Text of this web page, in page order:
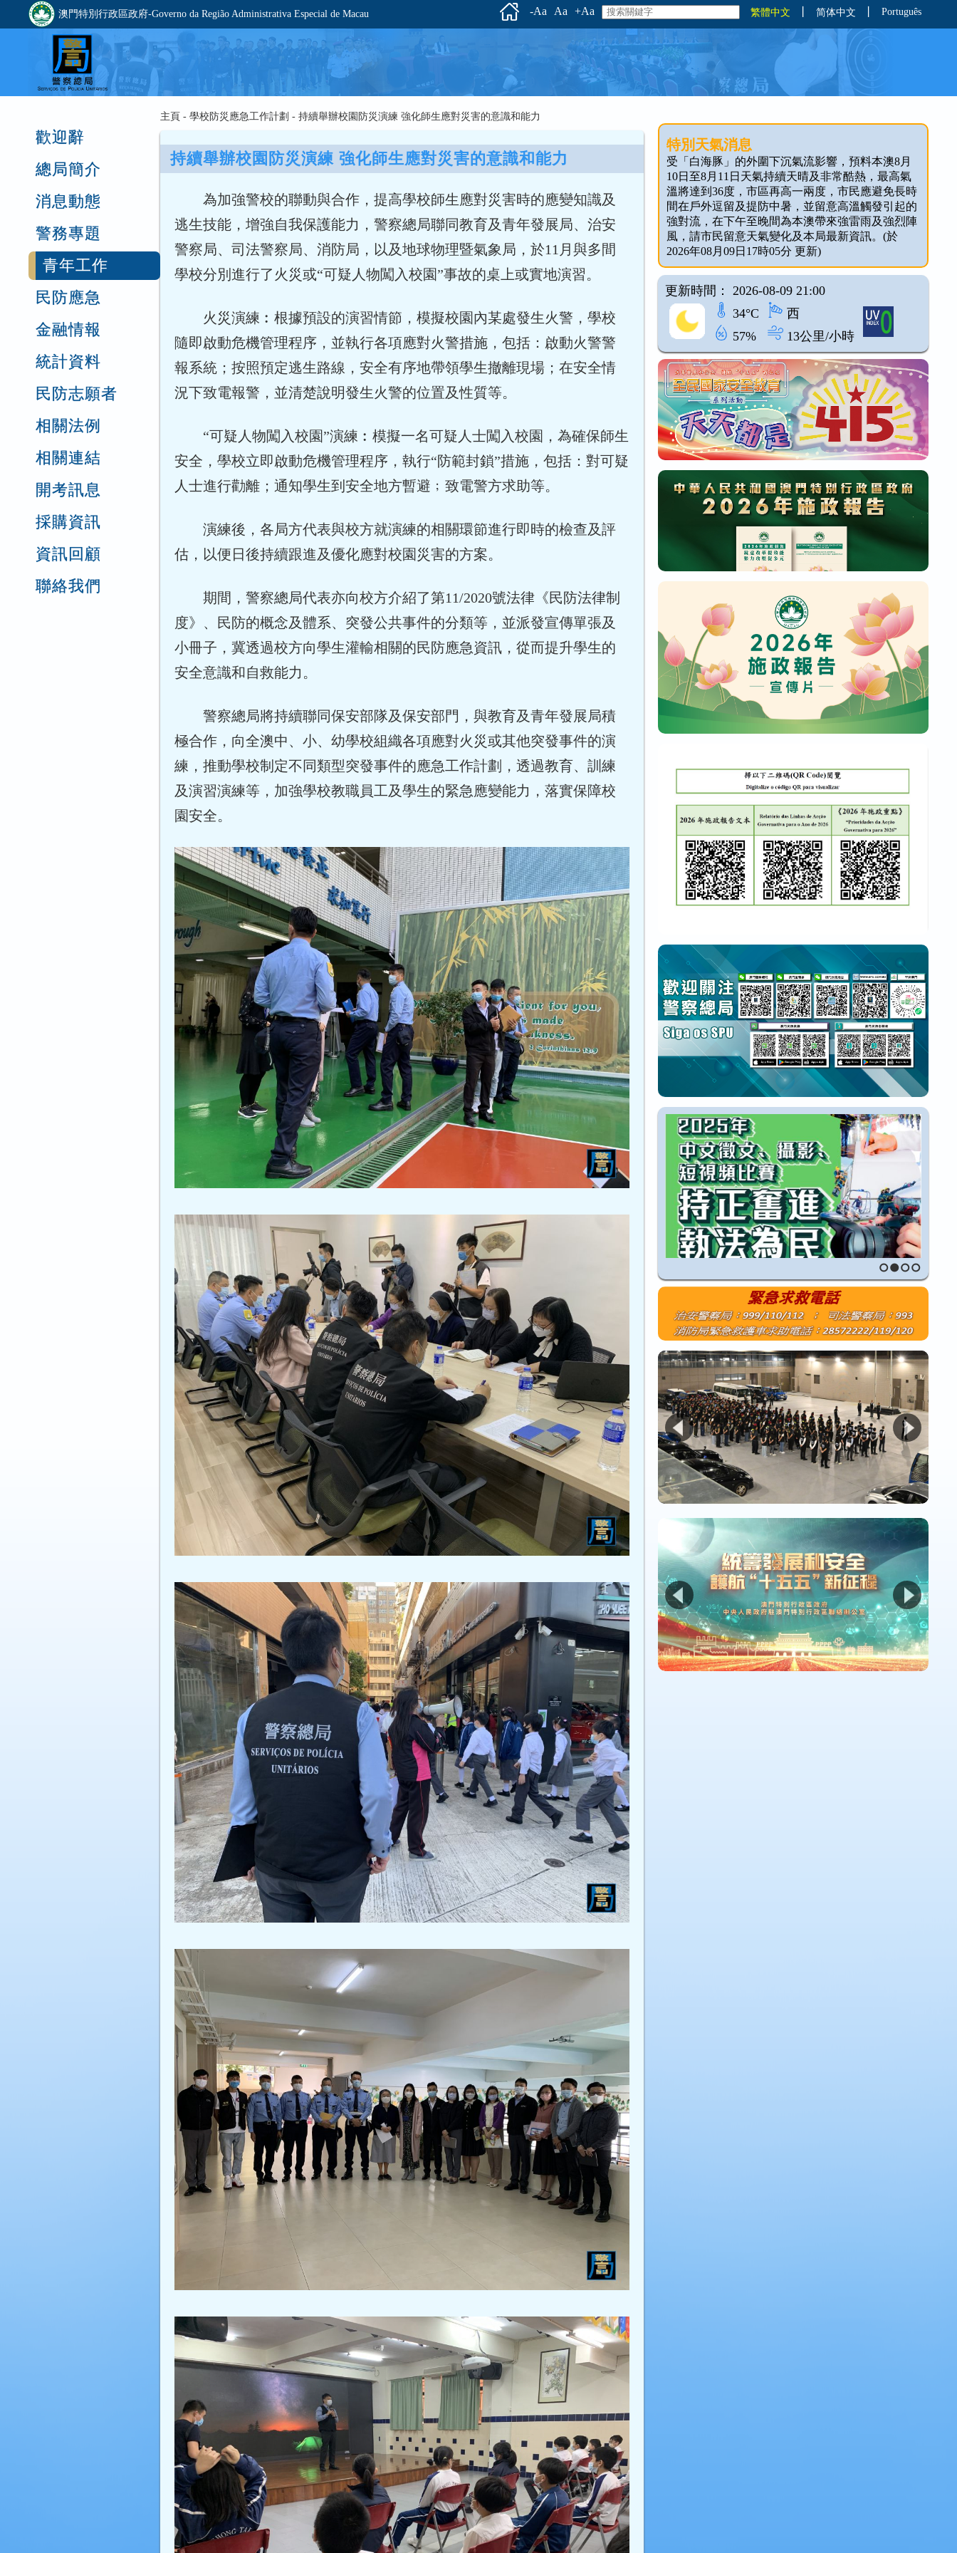
澳門特別行政區政府-Governo da Região Administrativa Especial de Macau -Aa Aa +Aa 繁體中文 简体中文 Português
歡迎辭
總局簡介
消息動態
警務專題
青年工作
民防應急
金融情報
統計資料
民防志願者
相關法例
相關連結
開考訊息
採購資訊
資訊回顧
聯絡我們
主頁 - 學校防災應急工作計劃 - 持續舉辦校園防災演練 強化師生應對災害的意識和能力
持續舉辦校園防災演練 強化師生應對災害的意識和能力
為加強警校的聯動與合作，提高學校師生應對災害時的應變知識及
逃生技能，增強自我保護能力，警察總局聯同教育及青年發展局、治安
警察局、司法警察局、消防局，以及地球物理暨氣象局，於11月與多間
學校分別進行了火災或“可疑人物闖入校園”事故的桌上或實地演習。
火災演練︰根據預設的演習情節，模擬校園內某處發生火警，學校
隨即啟動危機管理程序，並執行各項應對火警措施，包括：啟動火警警
報系統；按照預定逃生路線，安全有序地帶領學生撤離現場；在安全情
況下致電報警，並清楚說明發生火警的位置及性質等。
“可疑人物闖入校園”演練︰模擬一名可疑人士闖入校園，為確保師生
安全，學校立即啟動危機管理程序，執行“防範封鎖”措施，包括：對可疑
人士進行勸離；通知學生到安全地方暫避﹔致電警方求助等。
演練後，各局方代表與校方就演練的相關環節進行即時的檢查及評
估，以便日後持續跟進及優化應對校園災害的方案。
期間，警察總局代表亦向校方介紹了第11/2020號法律《民防法律制
度》、民防的概念及體系、突發公共事件的分類等，並派發宣傳單張及
小冊子，冀透過校方向學生灌輸相關的民防應急資訊，從而提升學生的
安全意識和自救能力。
警察總局將持續聯同保安部隊及保安部門，與教育及青年發展局積
極合作，向全澳中、小、幼學校組織各項應對火災或其他突發事件的演
練，推動學校制定不同類型突發事件的應急工作計劃，透過教育、訓練
及演習演練等，加強學校教職員工及學生的緊急應變能力，落實保障校
園安全。
特別天氣消息
受「白海豚」的外圍下沉氣流影響，預料本澳8月
10日至8月11日天氣持續天晴及非常酷熱，最高氣
溫將達到36度，市區再高一兩度，市民應避免長時
間在戶外逗留及提防中暑，並留意高溫觸發引起的
強對流，在下午至晚間為本澳帶來強雷雨及強烈陣
風，請市民留意天氣變化及本局最新資訊。(於
2026年08月09日17時05分 更新)
更新時間： 2026-08-09 21:00
34°C
西
57%
13公里/小時
1 2 3 4